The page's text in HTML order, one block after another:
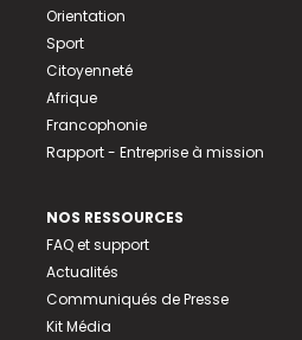
Orientation
Sport
Citoyenneté
Afrique
Francophonie
Rapport - Entreprise à mission
NOS RESSOURCES
FAQ et support
Actualités
Communiqués de Presse
Kit Média